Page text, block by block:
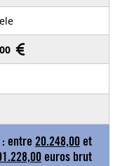
: entre 20.248,00 et
euros brut